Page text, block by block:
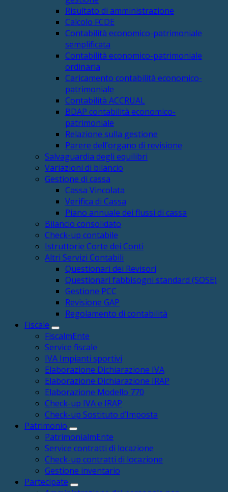
Risultato di amministrazione
Calcolo FCDE
Contabilità economico-patrimoniale
semplificata
Contabilità economico-patrimoniale
ordinaria
Caricamento contabilità economico-
patrimoniale
Contabilità ACCRUAL
BDAP contabilità economico-
patrimoniale
Relazione sulla gestione
Parere dell’organo di revisione
Salvaguardia degli equilibri
Variazioni di bilancio
Gestione di cassa
Cassa Vincolata
Verifica di Cassa
Piano annuale dei flussi di cassa
Bilancio consolidato
Check-up contabile
Istruttorie Corte dei Conti
Altri Servizi Contabili
Questionari dei Revisori
Questionari fabbisogni standard (SOSE)
Gestione PCC
Revisione GAP
Regolamento di contabilità
Fiscale
FiscalmEnte
Service fiscale
IVA Impianti sportivi
Elaborazione Dichiarazione IVA
Elaborazione Dichiarazione IRAP
Elaborazione Modello 770
Check-up IVA e IRAP
Check-up Sostituto d’Imposta
Patrimonio
PatrimonialmEnte
Service contratti di locazione
Check-up contratti di locazione
Gestione inventario
Partecipate